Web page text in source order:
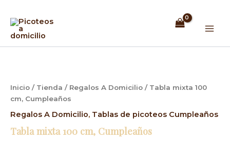
contenido
Inicio / Tienda / Regalos A Domicilio / Tabla mixta 100
cm, Cumpleaños
Regalos A Domicilio, Tablas de picoteos Cumpleaños
Tabla mixta 100 cm, Cumpleaños
Cumpleaños
cantidad